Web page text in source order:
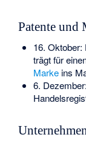
Patente und
16. Oktober:
trägt für
Markeins
6.